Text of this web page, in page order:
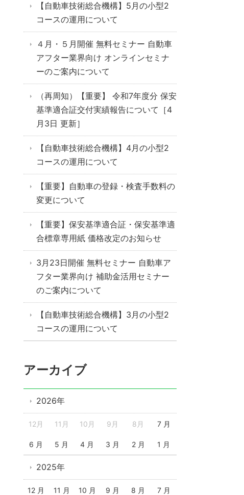
【自動車技術総合機構】5月の小型2
コースの運用について
４月・５月開催 無料セミナー 自動車
アフター業界向け オンラインセミナ
ーのご案内について
（再周知）【重要】 令和7年度分 保安
基準適合証交付実績報告について［4
月3日 更新］
【自動車技術総合機構】4月の小型2
コースの運用について
【重要】自動車の登録・検査手数料の
変更について
【重要】保安基準適合証・保安基準適
合標章専用紙 価格改定のお知らせ
3月23日開催 無料セミナー 自動車ア
フター業界向け 補助金活用セミナー
のご案内について
【自動車技術総合機構】3月の小型2
コースの運用について
アーカイブ
2026年
12月 11月 10月 9月 8月 7 月
6 月 5 月 4 月 3 月 2 月 1 月
2025年
12 月 11 月 10 月 9 月 8 月 7 月